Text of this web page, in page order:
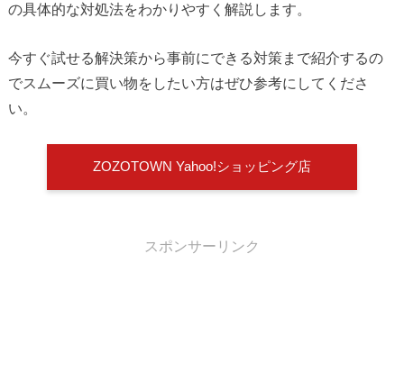
の具体的な対処法をわかりやすく解説します。
今すぐ試せる解決策から事前にできる対策まで紹介するの
でスムーズに買い物をしたい方はぜひ参考にしてくださ
い。
ZOZOTOWN Yahoo!ショッピング店
スポンサーリンク